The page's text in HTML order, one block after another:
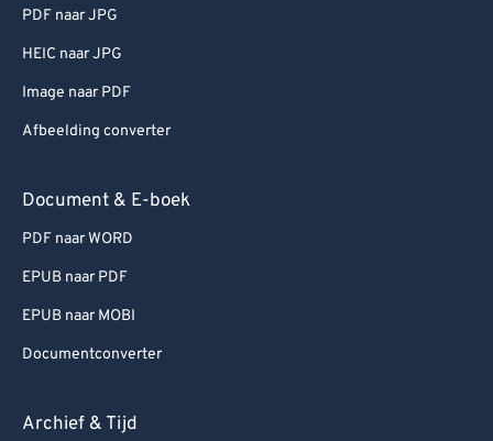
PDF naar JPG
HEIC naar JPG
Image naar PDF
Afbeelding converter
Document & E-boek
PDF naar WORD
EPUB naar PDF
EPUB naar MOBI
Documentconverter
Archief & Tijd